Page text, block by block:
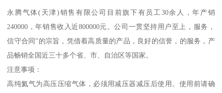
永腾气体(天津)销售有限公司目前旗下有员工30余人，年产销
240000，年销售收入近800000元。公司一贯坚持用户至上，服务，
信守合同”的宗旨，凭借着高质量的产品，良好的信誉，的服务，产
品畅销全国近三十多个省、市、自治区等国家。
注意事项：
高纯氦气为高压压缩气体，必须用减压器减压后使用。使用前请确